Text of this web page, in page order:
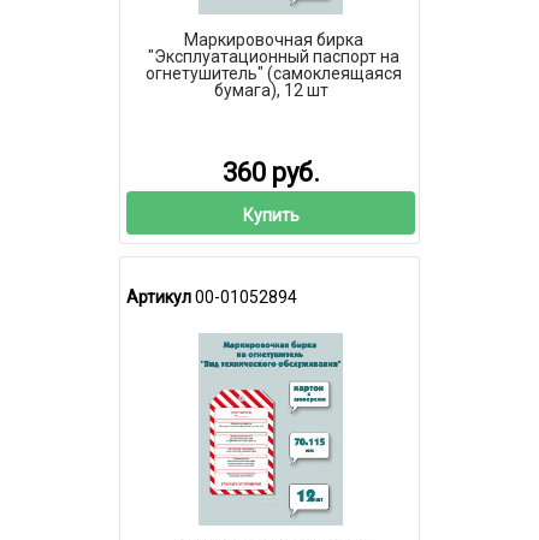
Маркировочная бирка
"Эксплуатационный паспорт на
огнетушитель" (самоклеящаяся
бумага), 12 шт
360 руб.
Купить
Артикул00-01052894